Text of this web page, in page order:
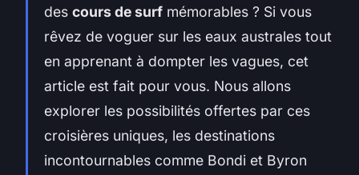
des cours de surf mémorables ? Si vous
rêvez de voguer sur les eaux australes tout
en apprenant à dompter les vagues, cet
article est fait pour vous. Nous allons
explorer les possibilités offertes par ces
croisières uniques, les destinations
incontournables comme Bondi et Byron